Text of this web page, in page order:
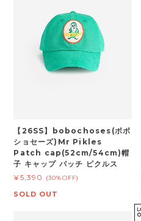
【26SS】bobochoses(ボボ
ショセーズ)Mr Pikles
Patch cap(52cm/54cm)帽
子 キャップ パッチ ピクルス
¥5,390
(30%OFF)
SOLD OUT